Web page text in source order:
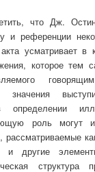
что Дж. Остин
и референции
усматривает в
которое тем
значения
роль могут
и другие
структура